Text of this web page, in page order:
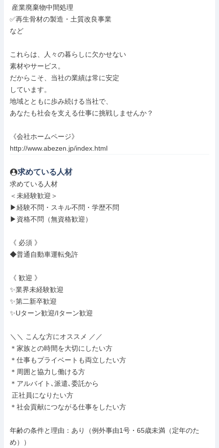
✅再生骨材の製造・土質改良事業
など
これらは、人々の暮らしに欠かせない
素材やサービス。
だからこそ、当社の業績は常に安定
しています。
地域とともに歩み続ける当社で、
あなたも社会を支える仕事に挑戦しませんか？
《会社ホームページ》
http://www.abezen.jp/index.html
求めている人材
求めている人材
＜未経験歓迎＞
▶経験不問・スキル不問・学歴不問
▶資格不問（無資格歓迎）
《 必須 》
◆普通自動車運転免許
《 歓迎 》
✨業界未経験歓迎
✨第二新卒歓迎
✨Uターン歓迎/Iターン歓迎
＼＼ こんな方にオススメ ／／
＊家族との時間を大切にしたい方
＊仕事もプライベートも両立したい方
＊周囲と協力し働ける方
＊アルバイト､派遣､委託から
＊社会貢献につながる仕事をしたい方
年齢の条件と理由：あり（例外事由1号・65歳未満（定年のた
め））